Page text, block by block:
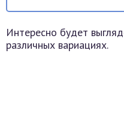
Интересно будет
различных вариациях.